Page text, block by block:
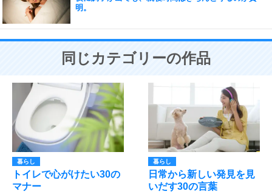
明。
同じカテゴリーの作品
暮らし
トイレで心がけたい30の
マナー
暮らし
日常から新しい発見を見
いだす30の言葉